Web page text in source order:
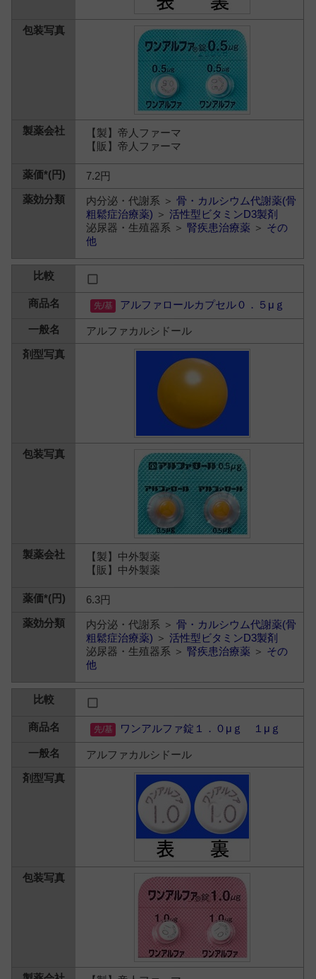
【製】帝人ファーマ
【販】帝人ファーマ
7.2円
内分泌・代謝系 ＞骨・カルシウム代謝薬(骨
粗鬆症治療薬) ＞活性型ビタミンD3製剤
泌尿器・生殖器系 ＞腎疾患治療薬 ＞ その
他
アルファロールカプセル０．５μｇ
アルファカルシドール
【製】中外製薬
【販】中外製薬
6.3円
内分泌・代謝系 ＞骨・カルシウム代謝薬(骨
粗鬆症治療薬) ＞活性型ビタミンD3製剤
泌尿器・生殖器系 ＞腎疾患治療薬 ＞ その
他
ワンアルファ錠１．０μｇ １μｇ
アルファカルシドール